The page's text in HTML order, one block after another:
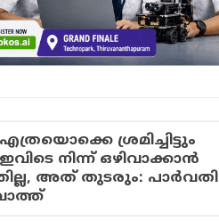
ശ്രമിച്ചിട്ടും
നിന്ന് ഒഴിവാക്കാൻ
അത് തുടരും: പാർവതി